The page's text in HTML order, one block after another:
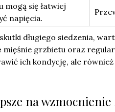
mogą się łatwiej
napięcia.
długiego siedzenia,
mięśnie grzbietu oraz
ich kondycję, ale
na